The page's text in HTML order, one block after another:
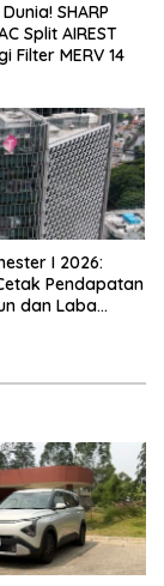
SHARP
Split AIREST
Filter MERV 14
I 2026:
Pendapatan
dan Laba